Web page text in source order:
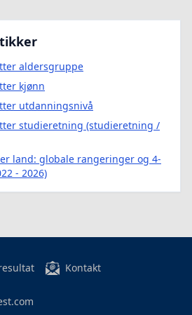
aldersgruppe
kjønn
utdanningsnivå
studieretning (studieretning /
land: globale rangeringer og 4-
- 2026)
Kontakt